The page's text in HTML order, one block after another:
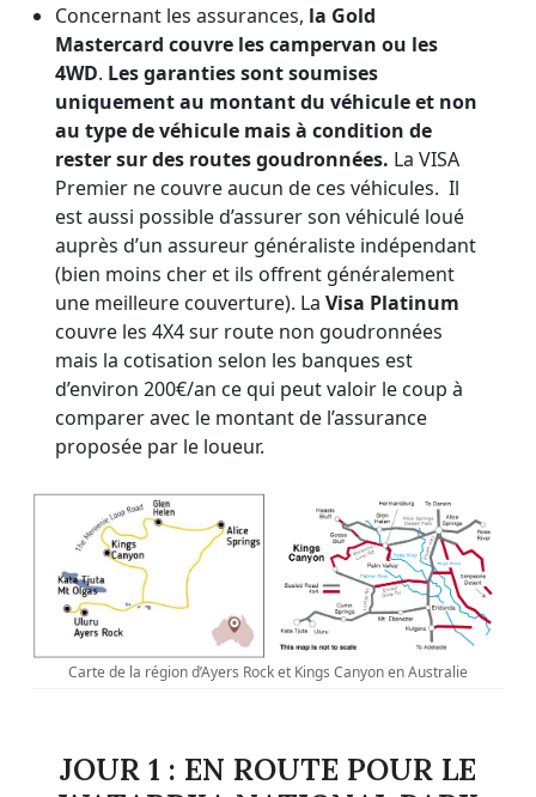
Concernant les assurances, la Gold
Mastercard couvre les campervan ou les
4WD. Les garanties sont soumises
uniquement au montant du véhicule et non
au type de véhicule mais à condition de
rester sur des routes goudronnées. La VISA
Premier ne couvre aucun de ces véhicules. Il
est aussi possible d’assurer son véhiculé loué
auprès d’un assureur généraliste indépendant
(bien moins cher et ils offrent généralement
une meilleure couverture). LaVisa Platinum
couvre les 4X4 sur route non goudronnées
mais la cotisation selon les banques est
d’environ 200€/an ce qui peut valoir le coup à
comparer avec le montant de l’assurance
proposée par le loueur.
Carte de la région d’Ayers Rock et Kings Canyon en Australie
JOUR 1 : EN ROUTE POUR LE